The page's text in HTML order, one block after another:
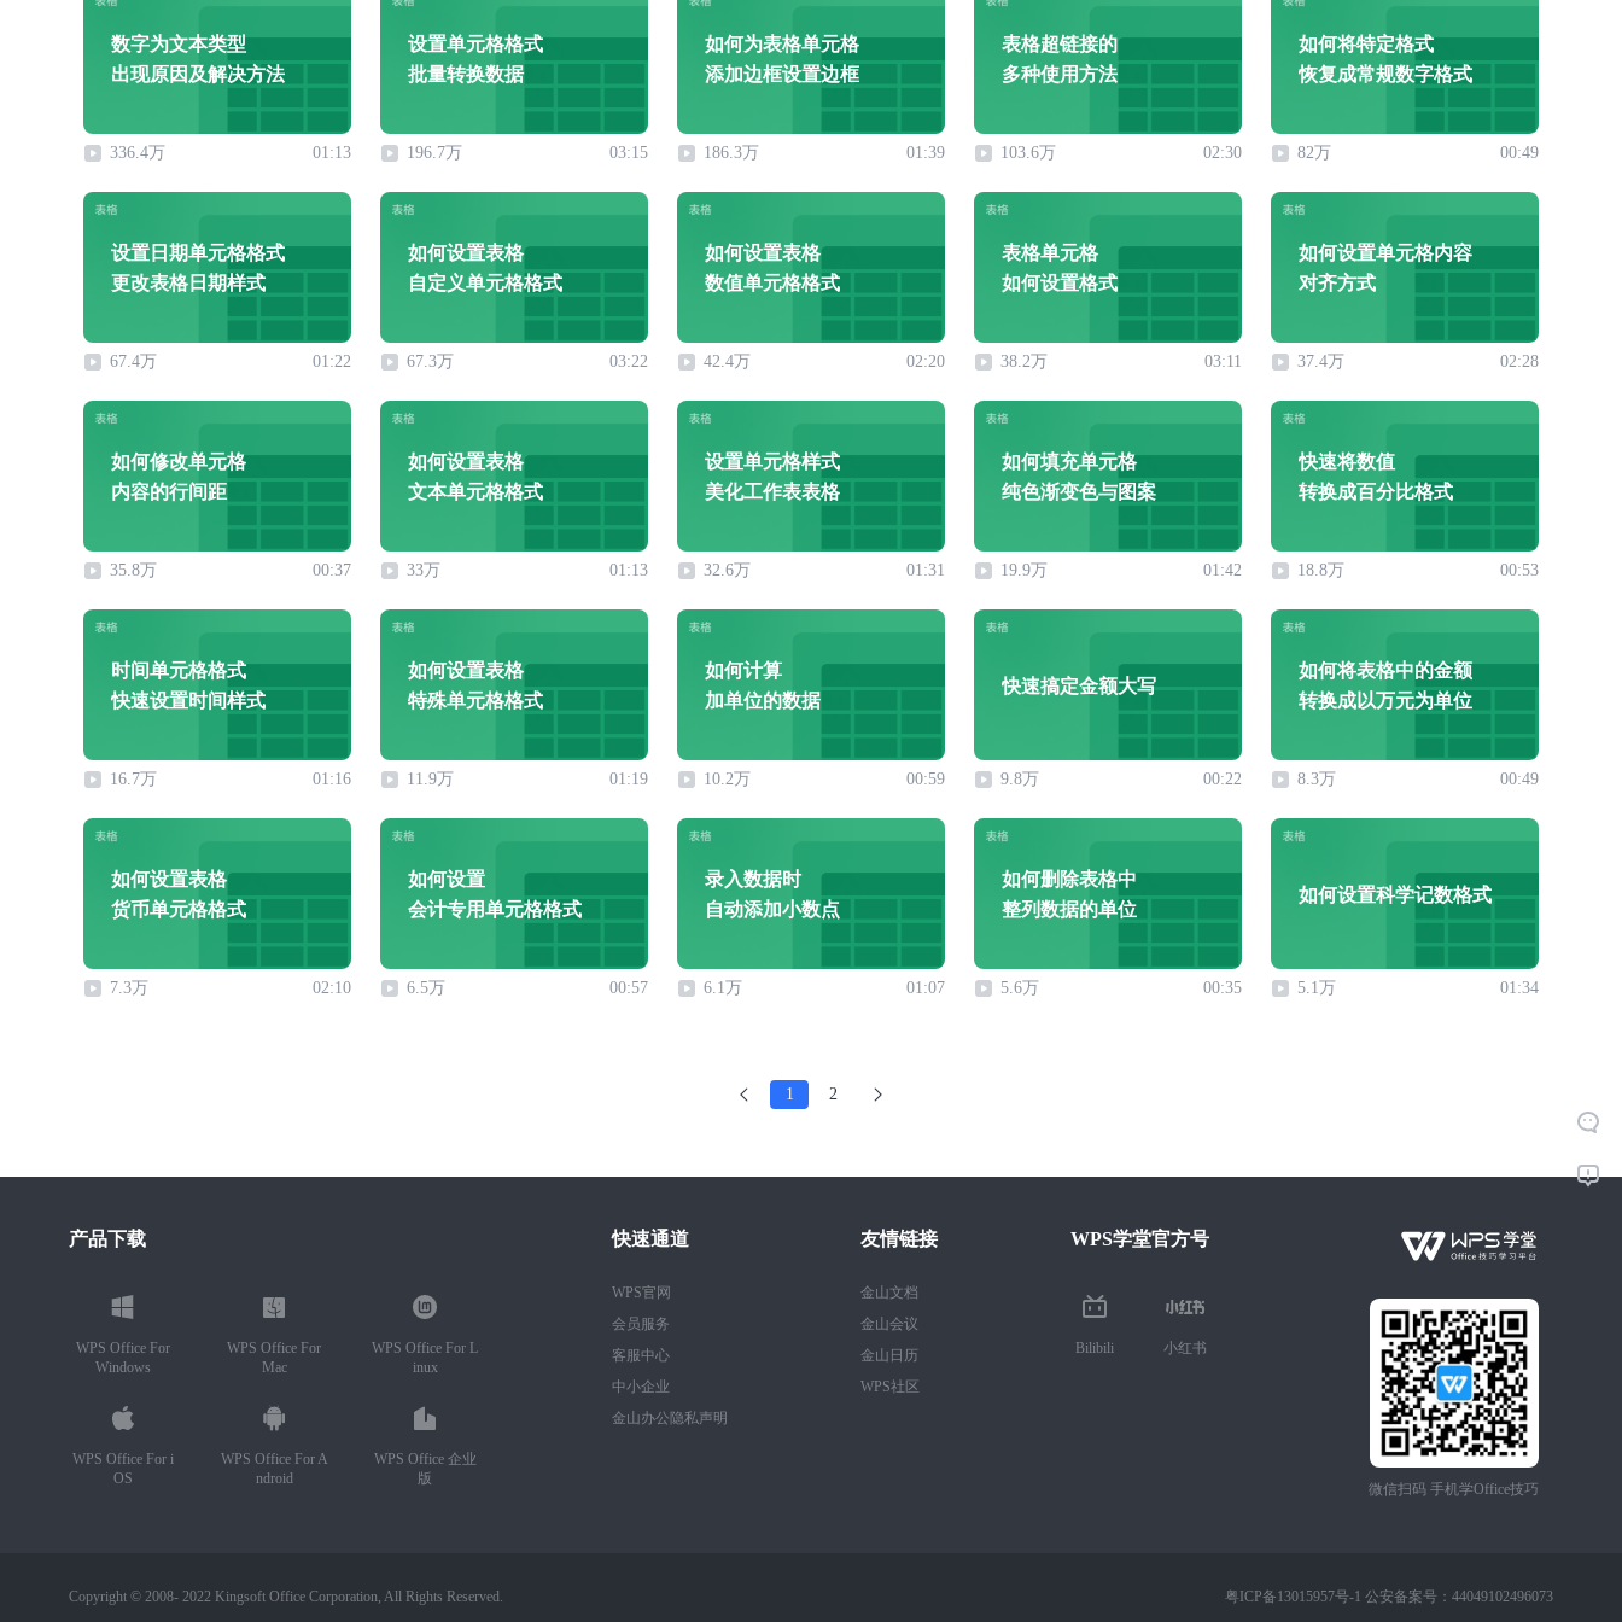
数字为文本类型
出现原因及解决方法
336.4万 01:13
设置单元格格式
批量转换数据
196.7万 03:15
如何为表格单元格
添加边框设置边框
186.3万 01:39
表格超链接的
多种使用方法
103.6万 02:30
如何将特定格式
恢复成常规数字格式
82万 00:49
设置日期单元格格式
更改表格日期样式
67.4万 01:22
如何设置表格
自定义单元格格式
67.3万 03:22
如何设置表格
数值单元格格式
42.4万 02:20
表格单元格
如何设置格式
38.2万 03:11
如何设置单元格内容
对齐方式
37.4万 02:28
如何修改单元格
内容的行间距
35.8万 00:37
如何设置表格
文本单元格格式
33万 01:13
设置单元格样式
美化工作表表格
32.6万 01:31
如何填充单元格
纯色渐变色与图案
19.9万 01:42
快速将数值
转换成百分比格式
18.8万 00:53
时间单元格格式
快速设置时间样式
16.7万 01:16
如何设置表格
特殊单元格格式
11.9万 01:19
如何计算
加单位的数据
10.2万 00:59
快速搞定金额大写
9.8万 00:22
如何将表格中的金额
转换成以万元为单位
8.3万 00:49
如何设置表格
货币单元格格式
7.3万 02:10
如何设置
会计专用单元格格式
6.5万 00:57
录入数据时
自动添加小数点
6.1万 01:07
如何删除表格中
整列数据的单位
5.6万 00:35
如何设置科学记数格式
5.1万 01:34
1 2
产品下载
WPS Office For
Windows
WPS Office For
Mac
WPS Office For L
inux
WPS Office For i
OS
WPS Office For A
ndroid
WPS Office 企业
版
快速通道
WPS官网
会员服务
客服中心
中小企业
金山办公隐私声明
友情链接
金山文档
金山会议
金山日历
WPS社区
WPS学堂官方号
Bilibili 小红书
微信扫码 手机学Office技巧
Copyright © 2008- 2022 Kingsoft Office Corporation, All Rights Reserved. 粤ICP备13015957号-1 公安备案号：44049102496073